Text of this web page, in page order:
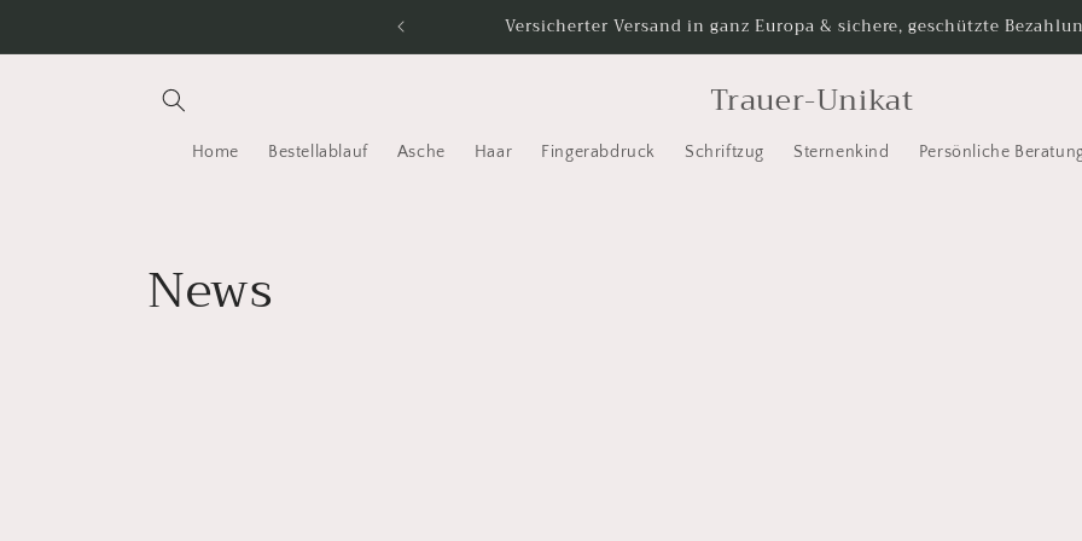
Versicherter Versand in ganz Europa & sichere, geschützte
Trauer-Unikat
Home Bestellablauf Asche Haar Fingerabdruck Schriftzug Sternenkind Persönliche
News